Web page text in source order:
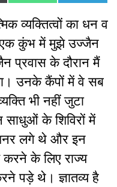
on
on
व्यक्तित्वों का धन व
कुंभ में मुझे उज्जैन
प्रवास के दौरान मैं
उनके कैंपों में वे सब
भी नहीं जुटा
के शिविरों में
लगे थे और इन
करने के लिए राज्य
पड़े थे। ज्ञातव्य है